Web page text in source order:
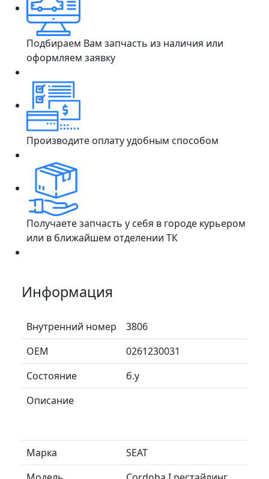
Подбираем Вам запчасть из наличия или
оформляем заявку
Производите оплату удобным способом
Получаете запчасть у себя в городе курьером
или в ближайшем отделении ТК
Информация
Внутренний номер
3806
ОЕМ
0261230031
Состояние
б.у
Описание
Марка
SEAT